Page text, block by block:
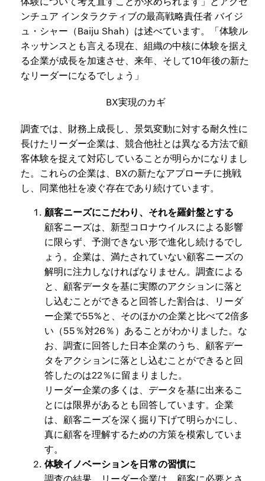
ンチュア インタラクティブの最高戦略責任者 バイジ
ュ・シャー（Baiju Shah）は述べています。「体験ル
ネッサンスとも言える現在、組織の中核に体験を据え
る企業が成長を加速させ、来年、そして10年後の新た
なリーダーになるでしょう」
BX実現のカギ
調査では、財務上成長し、景気変動に対する耐久性に
長けたリーダー企業は、競合他社とは異なる方法で顧
客体験を捉えて対応していることが明らかになりまし
た。これらの企業は、BXの新たなアプローチに挑戦
し、同業他社を凌ぐ存在であり続けています。
顧客ニーズにこだわり、それを羅針盤とする
顧客ニーズは、新型コロナウイルスによる影響
に限らず、予測できない形で進化し続けるでし
ょう。企業は、満たされていない顧客ニーズの
解明に注力しなければなりません。調査による
と、顧客データを基に実際のアクションに落と
し込むことができると回答した割合は、リーダ
ー企業で55%と、そのほかの企業と比べて2倍多
い（55％対26％）あることがわかりました。な
お、調査に回答した日本企業のうち、顧客デー
タをアクションに落とし込むことができると回
答したのは22％に留まりました。
リーダー企業の多くは、データを基に出来るこ
とには限界があるとも回答しています。企業
は、顧客ニーズを深く掘り下げて明らかにし、
真に顧客を理解するための方策を模索していま
す。
体験イノベーションを日常の習慣に
調査の結果、リーダー企業は、顧客に必要とさ